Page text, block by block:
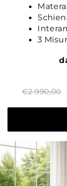
3
Prezzo
€2.990,00